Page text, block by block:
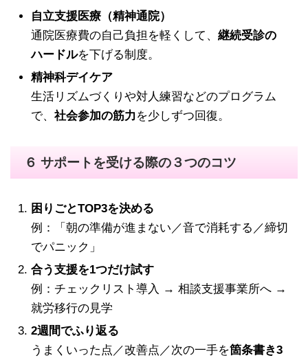
自立支援医療（精神通院）
通院医療費の自己負担を軽くして、 継続受診の
ハードルを下げる制度。
精神科デイケア
生活リズムづくりや対人練習などのプログラム
で、 社会参加の筋力を少しずつ回復。
６ サポートを受ける際の３つのコツ
困りごとTOP3を決める
例：「朝の準備が進まない／音で消耗する／締切
でパニック」
合う支援を1つだけ試す
例：チェックリスト導入 → 相談支援事業所へ →
就労移行の見学
2週間でふり返る
うまくいった点／改善点／次の一手を箇条書き3